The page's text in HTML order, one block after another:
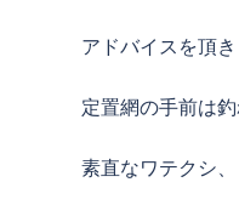
アドバイスを頂き
定置網の手前は
素直なワテクシ